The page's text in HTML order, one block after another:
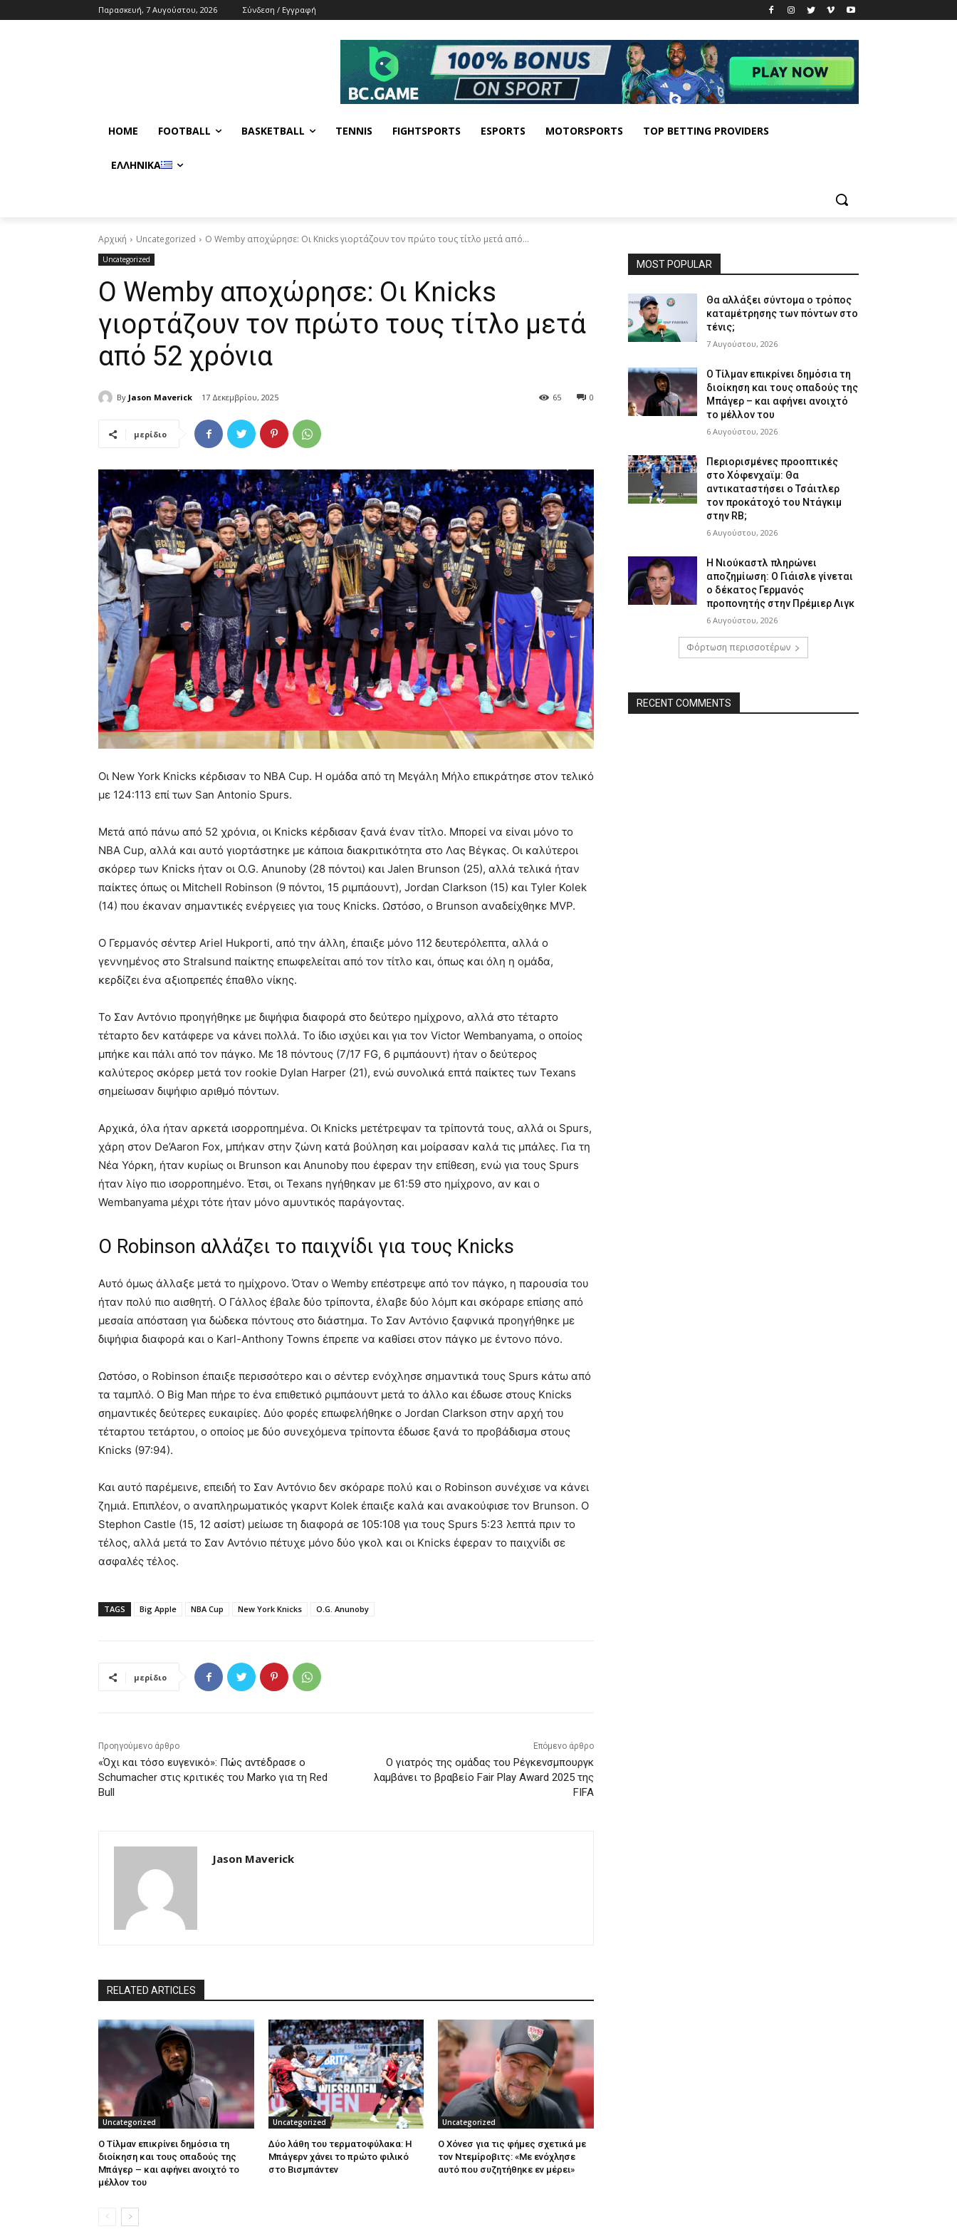
Παρασκευή, 7 Αυγούστου, 2026 Σύνδεση / Εγγραφή
HOME FOOTBALL BASKETBALL TENNIS FIGHTSPORTS ESPORTS MOTORSPORTS TOP BETTING PROVIDERS
ΕΛΛΗΝΙΚΆ
Αρχική Uncategorized Ο Wemby αποχώρησε: Οι Knicks γιορτάζουν τον πρώτο τους τίτλο μετά από...
Uncategorized
Ο Wemby αποχώρησε: Οι Knicks
γιορτάζουν τον πρώτο τους τίτλο μετά
από 52 χρόνια
By Jason Maverick 17 Δεκεμβρίου, 2025 0
65
μερίδιο
Οι New York Knicks κέρδισαν το NBA Cup. Η ομάδα από τη Μεγάλη Μήλο επικράτησε στον τελικό
με 124:113 επί των San Antonio Spurs.
Μετά από πάνω από 52 χρόνια, οι Knicks κέρδισαν ξανά έναν τίτλο. Μπορεί να είναι μόνο το
NBA Cup, αλλά και αυτό γιορτάστηκε με κάποια διακριτικότητα στο Λας Βέγκας. Οι καλύτεροι
σκόρερ των Knicks ήταν οι O.G. Anunoby (28 πόντοι) και Jalen Brunson (25), αλλά τελικά ήταν
παίκτες όπως οι Mitchell Robinson (9 πόντοι, 15 ριμπάουντ), Jordan Clarkson (15) και Tyler Kolek
(14) που έκαναν σημαντικές ενέργειες για τους Knicks. Ωστόσο, ο Brunson αναδείχθηκε MVP.
Ο Γερμανός σέντερ Ariel Hukporti, από την άλλη, έπαιξε μόνο 112 δευτερόλεπτα, αλλά ο
γεννημένος στο Stralsund παίκτης επωφελείται από τον τίτλο και, όπως και όλη η ομάδα,
κερδίζει ένα αξιοπρεπές έπαθλο νίκης.
Το Σαν Αντόνιο προηγήθηκε με διψήφια διαφορά στο δεύτερο ημίχρονο, αλλά στο τέταρτο
τέταρτο δεν κατάφερε να κάνει πολλά. Το ίδιο ισχύει και για τον Victor Wembanyama, ο οποίος
μπήκε και πάλι από τον πάγκο. Με 18 πόντους (7/17 FG, 6 ριμπάουντ) ήταν ο δεύτερος
καλύτερος σκόρερ μετά τον rookie Dylan Harper (21), ενώ συνολικά επτά παίκτες των Texans
σημείωσαν διψήφιο αριθμό πόντων.
Αρχικά, όλα ήταν αρκετά ισορροπημένα. Οι Knicks μετέτρεψαν τα τρίποντά τους, αλλά οι Spurs,
χάρη στον De’Aaron Fox, μπήκαν στην ζώνη κατά βούληση και μοίρασαν καλά τις μπάλες. Για τη
Νέα Υόρκη, ήταν κυρίως οι Brunson και Anunoby που έφεραν την επίθεση, ενώ για τους Spurs
ήταν λίγο πιο ισορροπημένο. Έτσι, οι Texans ηγήθηκαν με 61:59 στο ημίχρονο, αν και ο
Wembanyama μέχρι τότε ήταν μόνο αμυντικός παράγοντας.
Ο Robinson αλλάζει το παιχνίδι για τους Knicks
Αυτό όμως άλλαξε μετά το ημίχρονο. Όταν ο Wemby επέστρεψε από τον πάγκο, η παρουσία του
ήταν πολύ πιο αισθητή. Ο Γάλλος έβαλε δύο τρίποντα, έλαβε δύο λόμπ και σκόραρε επίσης από
μεσαία απόσταση για δώδεκα πόντους στο διάστημα. Το Σαν Αντόνιο ξαφνικά προηγήθηκε με
διψήφια διαφορά και ο Karl-Anthony Towns έπρεπε να καθίσει στον πάγκο με έντονο πόνο.
Ωστόσο, ο Robinson έπαιξε περισσότερο και ο σέντερ ενόχλησε σημαντικά τους Spurs κάτω από
τα ταμπλό. Ο Big Man πήρε το ένα επιθετικό ριμπάουντ μετά το άλλο και έδωσε στους Knicks
σημαντικές δεύτερες ευκαιρίες. Δύο φορές επωφελήθηκε ο Jordan Clarkson στην αρχή του
τέταρτου τετάρτου, ο οποίος με δύο συνεχόμενα τρίποντα έδωσε ξανά το προβάδισμα στους
Knicks (97:94).
Και αυτό παρέμεινε, επειδή το Σαν Αντόνιο δεν σκόραρε πολύ και ο Robinson συνέχισε να κάνει
ζημιά. Επιπλέον, ο αναπληρωματικός γκαρντ Kolek έπαιξε καλά και ανακούφισε τον Brunson. Ο
Stephon Castle (15, 12 ασίστ) μείωσε τη διαφορά σε 105:108 για τους Spurs 5:23 λεπτά πριν το
τέλος, αλλά μετά το Σαν Αντόνιο πέτυχε μόνο δύο γκολ και οι Knicks έφεραν το παιχνίδι σε
ασφαλές τέλος.
TAGS Big Apple NBA Cup New York Knicks O.G. Anunoby
μερίδιο
Προηγούμενο άρθρο
«Όχι και τόσο ευγενικό»: Πώς αντέδρασε ο
Schumacher στις κριτικές του Marko για τη Red
Bull
Επόμενο άρθρο
Ο γιατρός της ομάδας του Ρέγκενσμπουργκ
λαμβάνει το βραβείο Fair Play Award 2025 της
FIFA
Jason Maverick
RELATED ARTICLES
Uncategorized
Ο Τίλμαν επικρίνει δημόσια τη
διοίκηση και τους οπαδούς της
Μπάγερ – και αφήνει ανοιχτό το
μέλλον του
Uncategorized
Δύο λάθη του τερματοφύλακα: Η
Μπάγερν χάνει το πρώτο φιλικό
στο Βισμπάντεν
Uncategorized
Ο Χόνεσ για τις φήμες σχετικά με
τον Ντεμίροβιτς: «Με ενόχλησε
αυτό που συζητήθηκε εν μέρει»
MOST POPULAR
Θα αλλάξει σύντομα ο τρόπος
καταμέτρησης των πόντων στο
τένις;
7 Αυγούστου, 2026
Ο Τίλμαν επικρίνει δημόσια τη
διοίκηση και τους οπαδούς της
Μπάγερ – και αφήνει ανοιχτό
το μέλλον του
6 Αυγούστου, 2026
Περιορισμένες προοπτικές
στο Χόφενχαϊμ: Θα
αντικαταστήσει ο Τσάιτλερ
τον προκάτοχό του Ντάγκιμ
στην RB;
6 Αυγούστου, 2026
Η Νιούκαστλ πληρώνει
αποζημίωση: Ο Γιάισλε γίνεται
ο δέκατος Γερμανός
προπονητής στην Πρέμιερ Λιγκ
6 Αυγούστου, 2026
Φόρτωση περισσοτέρων
RECENT COMMENTS